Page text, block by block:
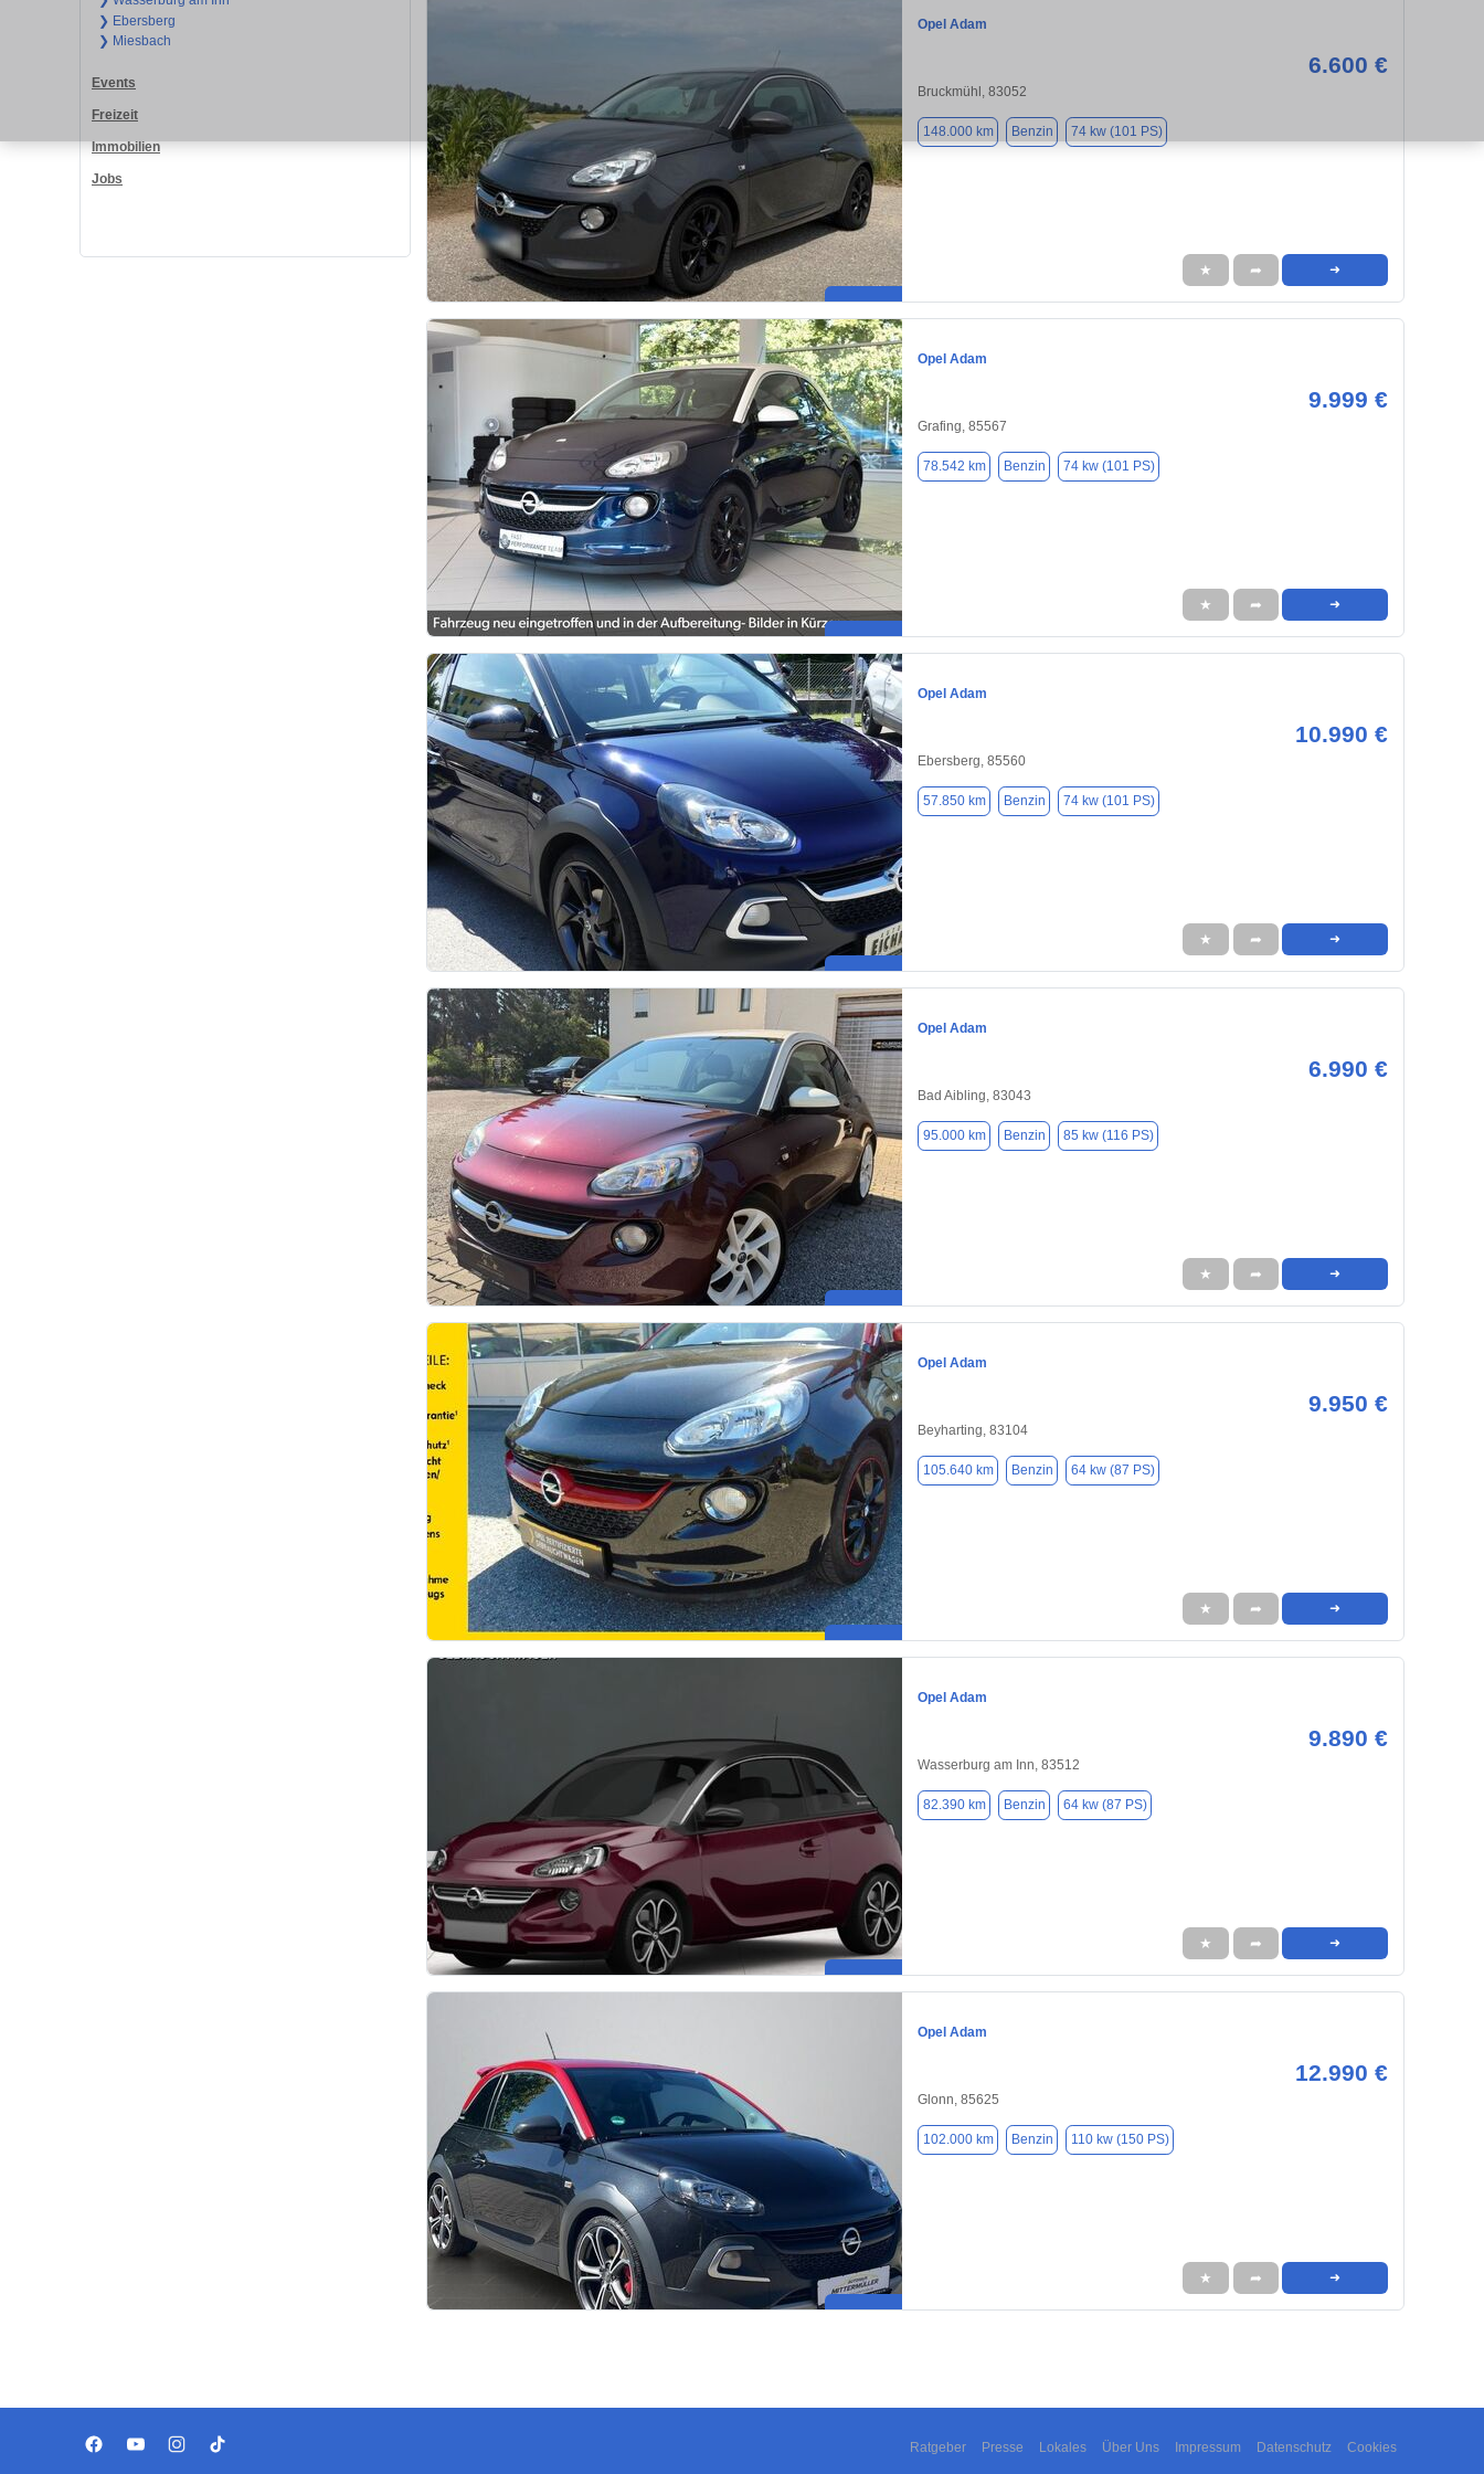
❯ Ebersberg
❯ Miesbach
Events
Freizeit
Immobilien
Jobs
Opel Adam
6.600 €
Bruckmühl, 83052
148.000 km Benzin 74 kw (101 PS)
★ ➦ ➜
Opel Adam
9.999 €
Grafing, 85567
78.542 km Benzin 74 kw (101 PS)
★ ➦ ➜
Opel Adam
10.990 €
Ebersberg, 85560
57.850 km Benzin 74 kw (101 PS)
★ ➦ ➜
Opel Adam
6.990 €
Bad Aibling, 83043
95.000 km Benzin 85 kw (116 PS)
★ ➦ ➜
Opel Adam
9.950 €
Beyharting, 83104
105.640 km Benzin 64 kw (87 PS)
★ ➦ ➜
Opel Adam
9.890 €
Wasserburg am Inn, 83512
82.390 km Benzin 64 kw (87 PS)
★ ➦ ➜
Opel Adam
12.990 €
Glonn, 85625
102.000 km Benzin 110 kw (150 PS)
★ ➦ ➜
Ratgeber Presse Lokales Über Uns Impressum Datenschutz Cookies